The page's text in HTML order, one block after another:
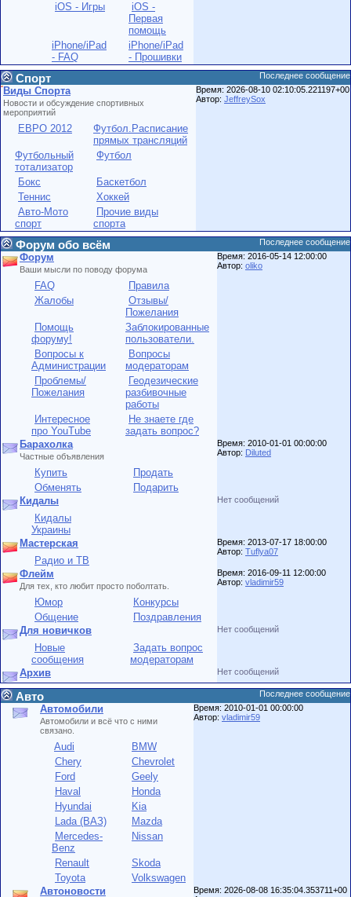
iOS - Игры
iOS -
Первая
помощь
iPhone/iPad
- FAQ
iPhone/iPad
- Прошивки
Спорт Последнее сообщение
Виды Спорта
Новости и обсуждение спортивных
мероприятий
ЕВРО 2012
Футбол.Расписание
прямых трансляций
Футбольный
тотализатор
Футбол
Бокс
Баскетбол
Теннис
Хоккей
Авто-Мото
спорт
Прочие виды
спорта
Время: 2026-08-10 02:10:05.221197+00
Автор: JeffreySox
Форум обо всём Последнее сообщение
Форум
Ваши мысли по поводу форума
FAQ
Правила
Жалобы
Отзывы/
Пожелания
Помощь
форуму!
Заблокированные
пользователи.
Вопросы к
Администрации
Вопросы
модераторам
Проблемы/
Пожелания
Геодезические
разбивочные
работы
Интересное
про YouTube
Не знаете где
задать вопрос?
Время: 2016-05-14 12:00:00
Автор: oliko
Барахолка
Частные объявления
Купить
Продать
Обменять
Подарить
Время: 2010-01-01 00:00:00
Автор: Diluted
Кидалы
Кидалы
Украины
Нет сообщений
Мастерская
Радио и ТВ
Время: 2013-07-17 18:00:00
Автор: Tuflya07
Флейм
Для тех, кто любит просто поболтать.
Юмор
Конкурсы
Общение
Поздравления
Время: 2016-09-11 12:00:00
Автор: vladimir59
Для новичков
Новые
сообщения
Задать вопрос
модераторам
Нет сообщений
Архив Нет сообщений
Авто Последнее сообщение
Автомобили
Автомобили и всё что с ними
связано.
Audi
BMW
Chery
Chevrolet
Ford
Geely
Haval
Honda
Hyundai
Kia
Lada (ВАЗ)
Mazda
Mercedes-
Benz
Nissan
Renault
Skoda
Toyota
Volkswagen
Время: 2010-01-01 00:00:00
Автор: vladimir59
Автоновости
Время: 2026-08-08 16:35:04.353711+00